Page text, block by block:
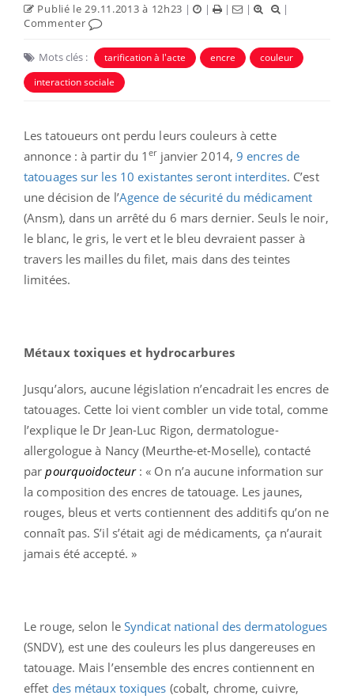
Publié le 29.11.2013 à 12h23 | | | |
|
Commenter
Mots clés : tarification à l'acte encre
couleur
interaction sociale
Les tatoueurs ont perdu leurs couleurs à cette
annonce : à partir du 1erjanvier 2014,9 encres de
tatouages sur les 10 existantes seront interdites. C’est
une décision de l’Agence de sécurité du médicament
(Ansm), dans un arrêté du 6 mars dernier. Seuls le noir,
le blanc, le gris, le vert et le bleu devraient passer à
travers les mailles du filet, mais dans des teintes
limitées.
Métaux toxiques et hydrocarbures
Jusqu’alors, aucune législation n’encadrait les encres de
tatouages. Cette loi vient combler un vide total, comme
l’explique le Dr Jean-Luc Rigon, dermatologue-
allergologue à Nancy (Meurthe-et-Moselle), contacté
parpourquoidocteur : « On n’a aucune information sur
la composition des encres de tatouage. Les jaunes,
rouges, bleus et verts contiennent des additifs qu’on ne
connaît pas. S’il s’était agi de médicaments, ça n’aurait
jamais été accepté. »
Le rouge, selon le Syndicat national des dermatologues
(SNDV), est une des couleurs les plus dangereuses en
tatouage. Mais l’ensemble des encres contiennent en
effet des métaux toxiques (cobalt, chrome, cuivre,